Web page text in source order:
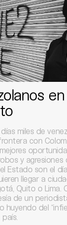
en
miles de
con
y agresiones
Estado son el
llegar a
Quito o Lima.
de un
huyendo del